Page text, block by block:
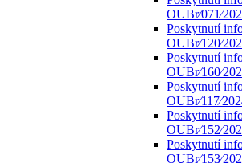
Poskytnutí
Poskytnutí
Poskytnutí
Poskytnutí
Poskytnutí